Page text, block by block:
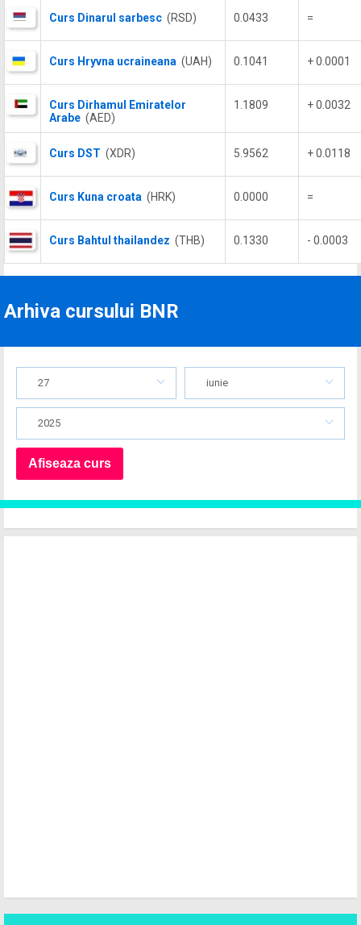
Curs Dinarul sarbesc (RSD) 0.0433 =
Curs Hryvna ucraineana (UAH) 0.1041 + 0.0001
Curs Dirhamul Emiratelor
Arabe (AED)
1.1809 + 0.0032
Curs DST (XDR) 5.9562 + 0.0118
Curs Kuna croata (HRK) 0.0000 =
Curs Bahtul thailandez (THB) 0.1330 - 0.0003
Arhiva cursului BNR
27 iunie
2025